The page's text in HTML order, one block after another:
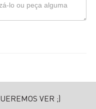
VER ;)